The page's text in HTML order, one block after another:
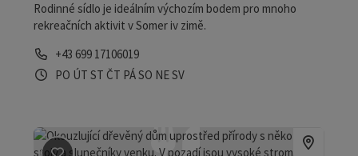
Rodinné sídlo je ideálním výchozím bodem pro mnoho
rekreačních aktivit v Somer iv zimě.
telefon
+43 699 17106019
Otevírací doba
PO Otevřeno v pondělí
ÚT Otevřeno v úterý
ST Otevřeno ve středu
ČT Otevřeno ve čtvrtek
PÁOtevřeno v pátek
SO Otevřeno v sobotu
NEOtevřeno v neděli
SVOtevřeno o svátcích